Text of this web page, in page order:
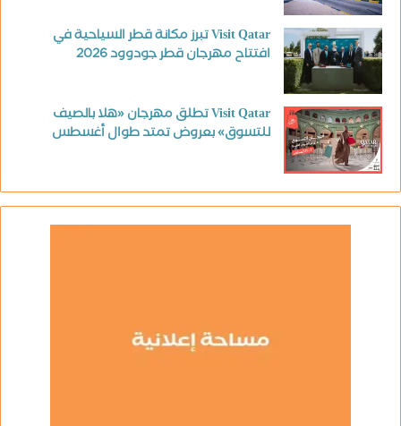
Visit Qatar تبرز مكانة قطر السياحية في
افتتاح مهرجان قطر جودوود 2026
Visit Qatar تطلق مهرجان «هلا بالصيف
للتسوق» بعروض تمتد طوال أغسطس